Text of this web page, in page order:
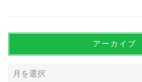
アーカイブ